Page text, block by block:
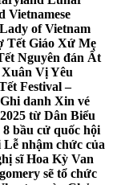
Vietnamese
of Vietnam
Tết Giáo Xứ Mẹ
Nguyên đán Ất
Vị Yêu
Festival –
Ghi danh Xin vé
từ Dân Biểu
bầu cử quốc hội
nhậm chức của
sĩ Hoa Kỳ Van
sẽ tổ chức